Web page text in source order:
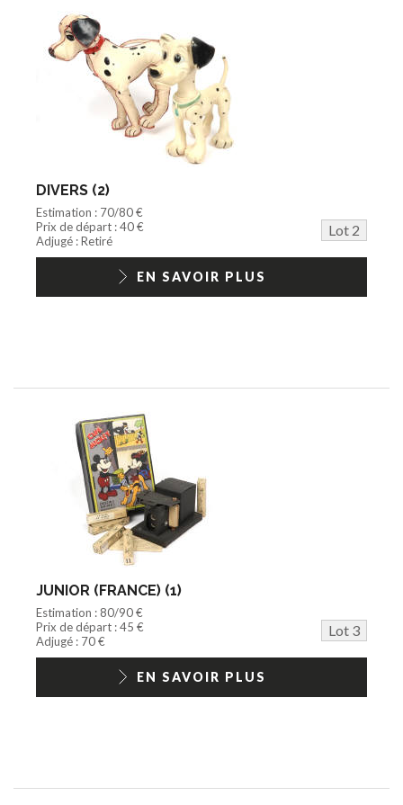
DIVERS (2)
Estimation : 70/80 €
Prix de départ : 40 €
Lot 2
Adjugé : Retiré
EN SAVOIR PLUS
JUNIOR (FRANCE) (1)
Estimation : 80/90 €
Prix de départ : 45 €
Lot 3
Adjugé : 70 €
EN SAVOIR PLUS